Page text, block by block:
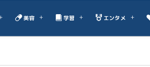
美容 学習 エンタメ